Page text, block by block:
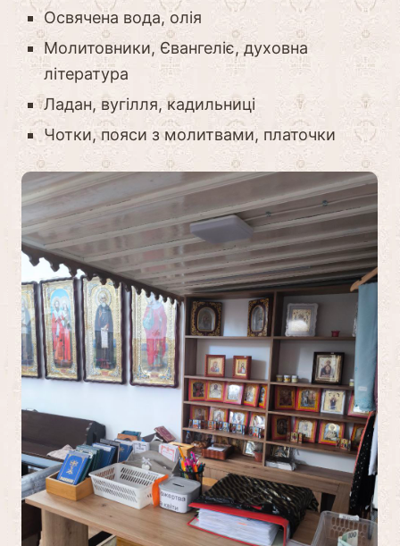
Освячена вода, олія
Молитовники, Євангеліє, духовна
література
Ладан, вугілля, кадильниці
Чотки, пояси з молитвами, платочки